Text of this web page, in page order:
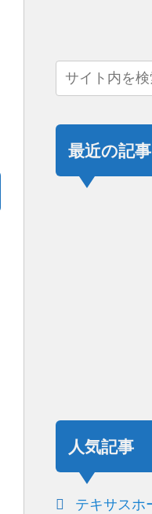
最近の記事
人気記事
テキサスホ